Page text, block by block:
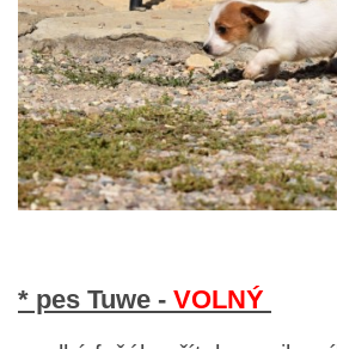
* pes Tuwe - VOLNÝ